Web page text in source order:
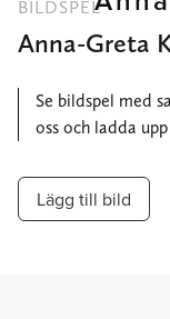
BILDSPEL
Anna-Greta
Se bildspel med
oss och ladda
Lägg till bild